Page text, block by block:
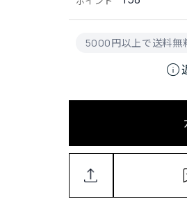
5000円以上で送料無
info